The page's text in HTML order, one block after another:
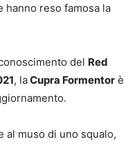
reso famosa la
del Red
, laCupra Formentor è
al muso di uno squalo,